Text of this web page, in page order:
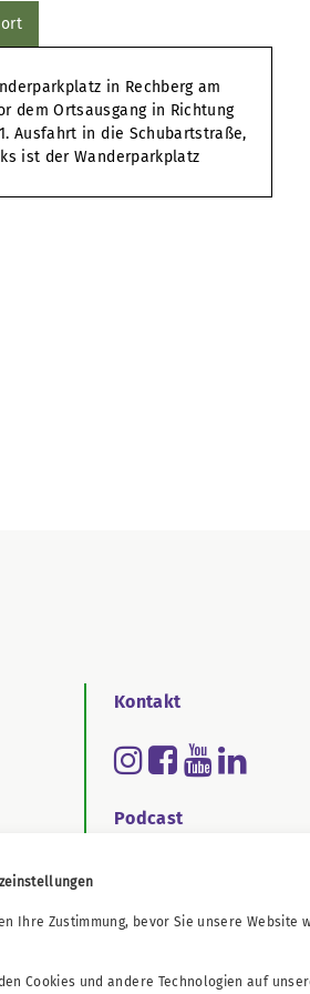
Ihre Zustimmung, bevor Sie unsere Website
Cookies und andere Technologien auf
in Rechberg am
dem Ortsausgang in Richtung
Ausfahrt in die Schubartstraße,
ist der Wanderparkplatz
Kontakt
Podcast